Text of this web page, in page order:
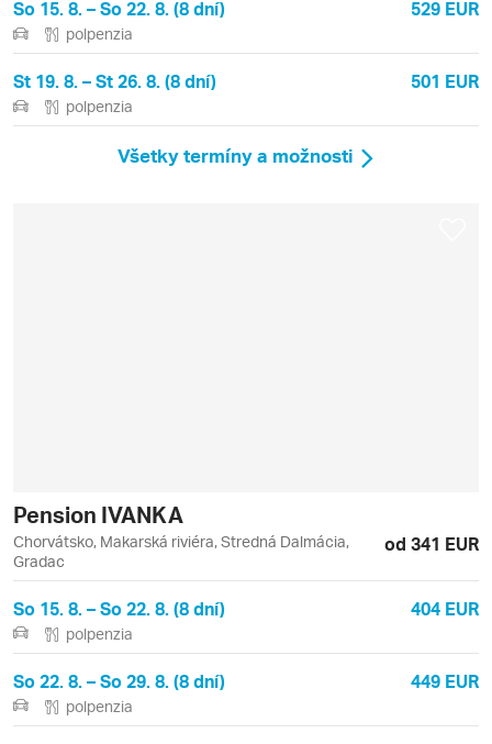
So 15. 8. – So 22. 8. (8 dní) 529 EUR
polpenzia
St 19. 8. – St 26. 8. (8 dní) 501 EUR
polpenzia
Všetky termíny a možnosti
Pension IVANKA
Chorvátsko, Makarská riviéra, Stredná Dalmácia,
Gradac
od 341 EUR
So 15. 8. – So 22. 8. (8 dní) 404 EUR
polpenzia
So 22. 8. – So 29. 8. (8 dní) 449 EUR
polpenzia